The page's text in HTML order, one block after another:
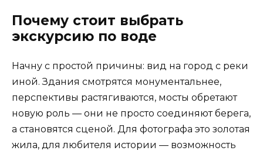
Почему стоит выбрать
экскурсию по воде
Начну с простой причины: вид на город с реки
иной. Здания смотрятся монументальнее,
перспективы растягиваются, мосты обретают
новую роль — они не просто соединяют берега,
а становятся сценой. Для фотографа это золотая
жила, для любителя истории — возможность